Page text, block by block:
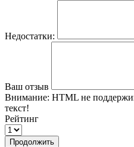
Недостатки:
Ваш отзыв
Внимание: HTML не
текст!
Рейтинг
Продолжить